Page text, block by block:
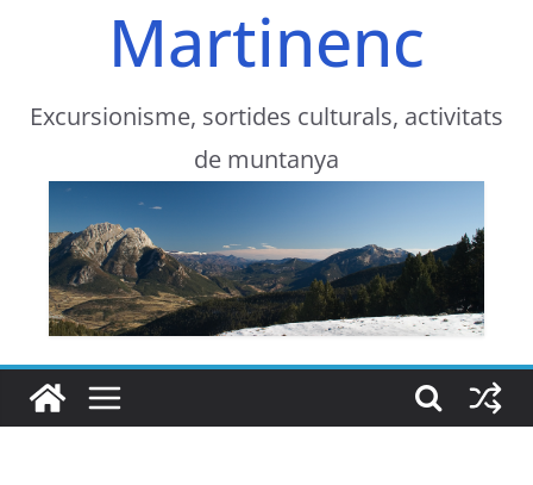
Martinenc
Excursionisme, sortides culturals, activitats
de muntanya